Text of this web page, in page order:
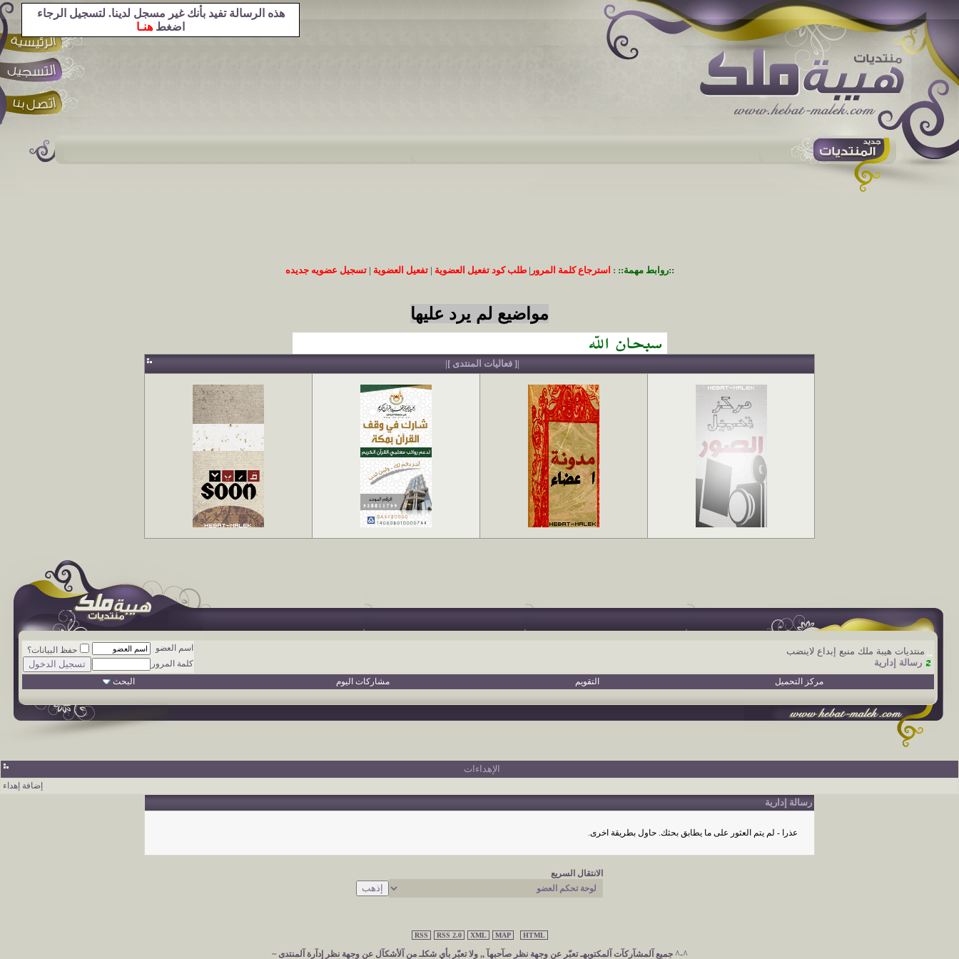
::روابط مهمة:: : استرجاع كلمة المرور |طلب كود تفعيل العضوية |تفعيل العضوية |تسجيل عضويه جديده
هذه الرسالة تفيد بأنك غير مسجل لدينا. لتسجيل الرجاء
اضغط هنـا
مواضيع لم يرد عليها
|[ فعاليات المنتدى ]|
منتديات هيبة ملك منبع إبداع لاينضب
رسالة إدارية
اسم العضو
حفظ البيانات؟
كلمة المرور
مركز التحميل
التقويم مشاركات اليوم البحث
الإهداءات
إضافة إهداء
رسالة إدارية
عذرا - لم يتم العثور على ما يطابق بحثك. حاول بطريقة اخرى.
الانتقال السريع
RSS RSS 2.0 XML MAP HTML
^-^ جميع آلمشآركآت آلمكتوبهـ تعبّر عن وجهة نظر صآحبهآ ,, ولا تعبّر بأي شكلـ من آلأشكآل عن وجهة نظر إدآرة آلمنتدى ~